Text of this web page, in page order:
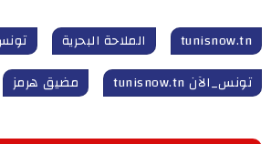
tunisnow.tn الملاحة البحرية
تونس_الآن tunisnow.tn
مضيق هرمز